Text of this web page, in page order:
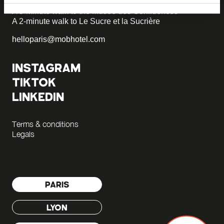
A 2-minute walk to Le Sucre et la Sucrière
helloparis@mobhotel.com
INSTAGRAM
TIKTOK
LINKEDIN
Terms & conditions
Legals
PARIS
LYON